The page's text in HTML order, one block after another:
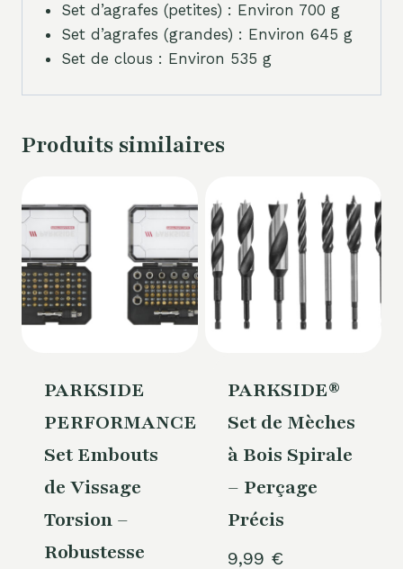
Set d’agrafes (petites) : Environ 700 g
Set d’agrafes (grandes) : Environ 645 g
Set de clous : Environ 535 g
Produits similaires
PARKSIDE
PERFORMANCE®
Set Embouts
de Vissage
Torsion –
Robustesse
PARKSIDE®
Set de Mèches
à Bois Spirale
– Perçage
Précis
9,99 €